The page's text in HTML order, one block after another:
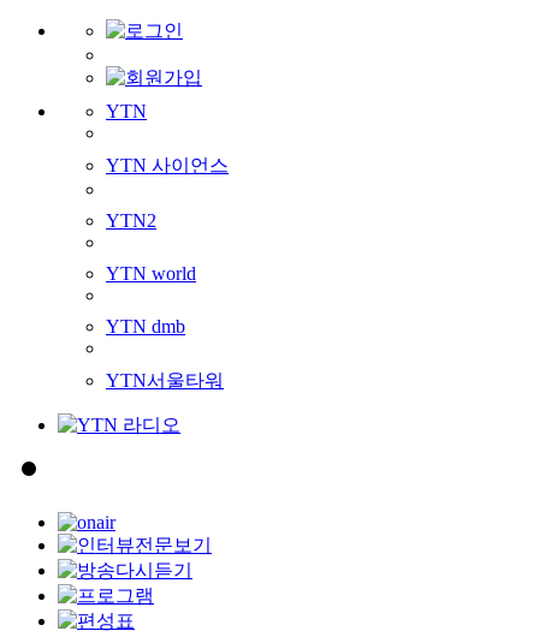
YTN
YTN 사이언스
YTN2
YTN world
YTN dmb
YTN서울타워